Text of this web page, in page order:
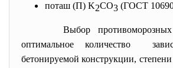
поташ (П) K2CO3 (ГОСТ
Выбор
оптимальное количество
бетонируемой конструкции,